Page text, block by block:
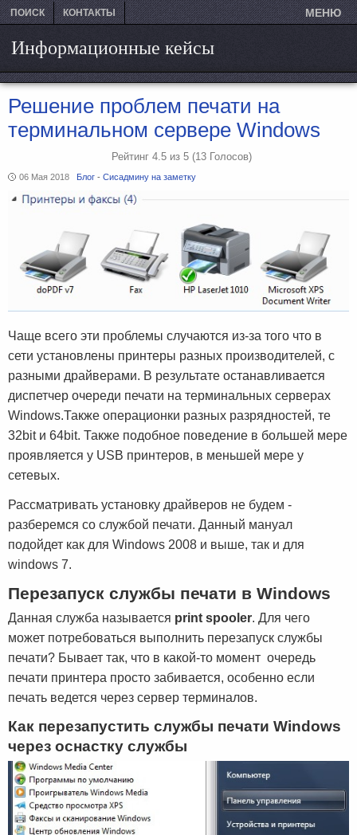
ПОИСК КОНТАКТЫ МЕНЮ
Информационные кейсы
Решение проблем печати на
терминальном сервере Windows
Рейтинг 4.5 из 5 (13 Голосов)
06 Мая 2018 Блог - Сисадмину на заметку
Чаще всего эти проблемы случаются из-за того что в
сети установлены принтеры разных производителей, с
разными драйверами. В результате останавливается
диспетчер очереди печати на терминальных серверах
Windows.Также операционки разных разрядностей, те
32bit и 64bit. Также подобное поведение в большей мере
проявляется у USB принтеров, в меньшей мере у
сетевых.
Рассматривать установку драйверов не будем -
разберемся со службой печати. Данный мануал
подойдет как для Windows 2008 и выше, так и для
windows 7.
Перезапуск службы печати в Windows
Данная служба называется print spooler. Для чего
может потребоваться выполнить перезапуск службы
печати? Бывает так, что в какой-то момент очередь
печати принтера просто забивается, особенно если
печать ведется через сервер терминалов.
Как перезапустить службы печати Windows
через оснастку службы